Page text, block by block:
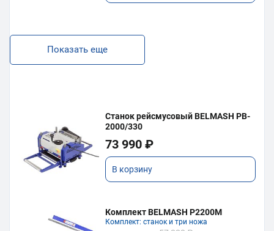
Показать еще
Станок рейсмусовый BELMASH PB-
2000/330
73 990 ₽
В корзину
Комплект BELMASH P2200M
Комплект: станок и три ножа